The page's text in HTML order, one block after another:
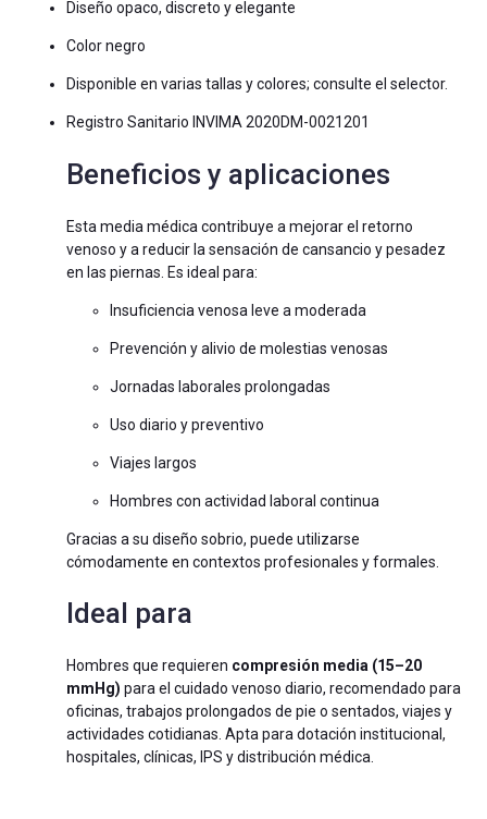
Diseño opaco, discreto y elegante
Color negro
Disponible en varias tallas y colores; consulte el selector.
Registro Sanitario INVIMA 2020DM-0021201
Beneficios y aplicaciones
Esta media médica contribuye a mejorar el retorno
venoso y a reducir la sensación de cansancio y pesadez
en las piernas. Es ideal para:
Insuficiencia venosa leve a moderada
Prevención y alivio de molestias venosas
Jornadas laborales prolongadas
Uso diario y preventivo
Viajes largos
Hombres con actividad laboral continua
Gracias a su diseño sobrio, puede utilizarse
cómodamente en contextos profesionales y formales.
Ideal para
Hombres que requieren compresión media (15–20
mmHg) para el cuidado venoso diario, recomendado para
oficinas, trabajos prolongados de pie o sentados, viajes y
actividades cotidianas. Apta para dotación institucional,
hospitales, clínicas, IPS y distribución médica.